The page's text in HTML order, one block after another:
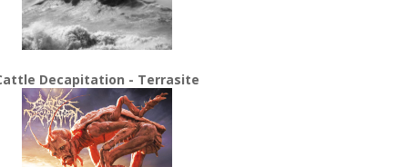
Decapitation - Terrasite